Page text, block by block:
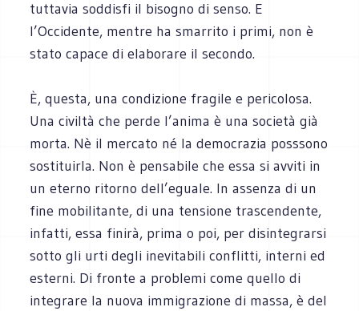
tuttavia soddisfi il bisogno di senso. E
l’Occidente, mentre ha smarrito i primi, non è
stato capace di elaborare il secondo.
È, questa, una condizione fragile e pericolosa.
Una civiltà che perde l’anima è una società già
morta. Nè il mercato né la democrazia posssono
sostituirla. Non è pensabile che essa si avviti in
un eterno ritorno dell’eguale. In assenza di un
fine mobilitante, di una tensione trascendente,
infatti, essa finirà, prima o poi, per disintegrarsi
sotto gli urti degli inevitabili conflitti, interni ed
esterni. Di fronte a problemi come quello di
integrare la nuova immigrazione di massa, è del